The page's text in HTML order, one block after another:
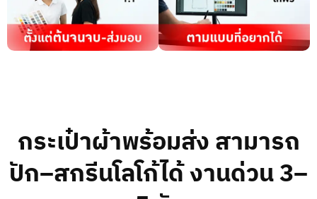
กระเป๋าผ้าพร้อมส่ง สามารถ
ปัก–สกรีนโลโก้ได้ งานด่วน 3–